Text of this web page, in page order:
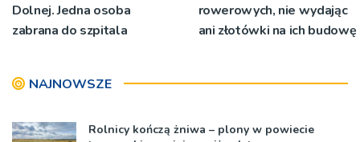
Dolnej. Jedna osoba
zabrana do szpitala
rowerowych, nie wydając
ani złotówki na ich budowę
NAJNOWSZE
Rolnicy kończą żniwa – plony w powiecie